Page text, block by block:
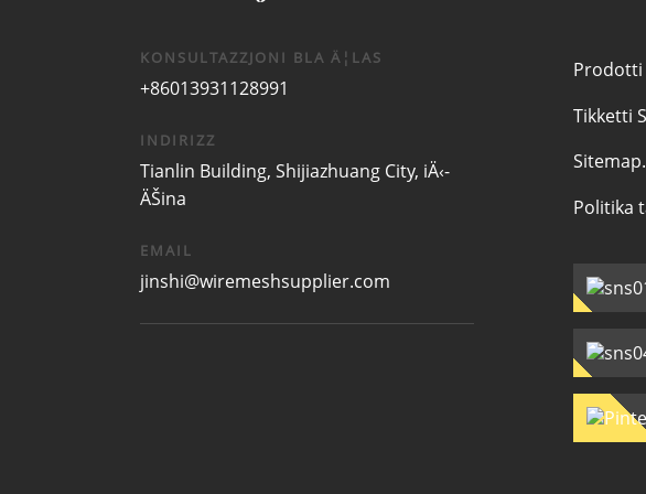
KONSULTAZZJONI BLA Ä¦LAS
+86013931128991
INDIRIZZ
Tianlin Building, Shijiazhuang City, iÄ‹-
ÄŠina
EMAIL
jinshi@wiremeshsupplier.com
Tikketti
Politika